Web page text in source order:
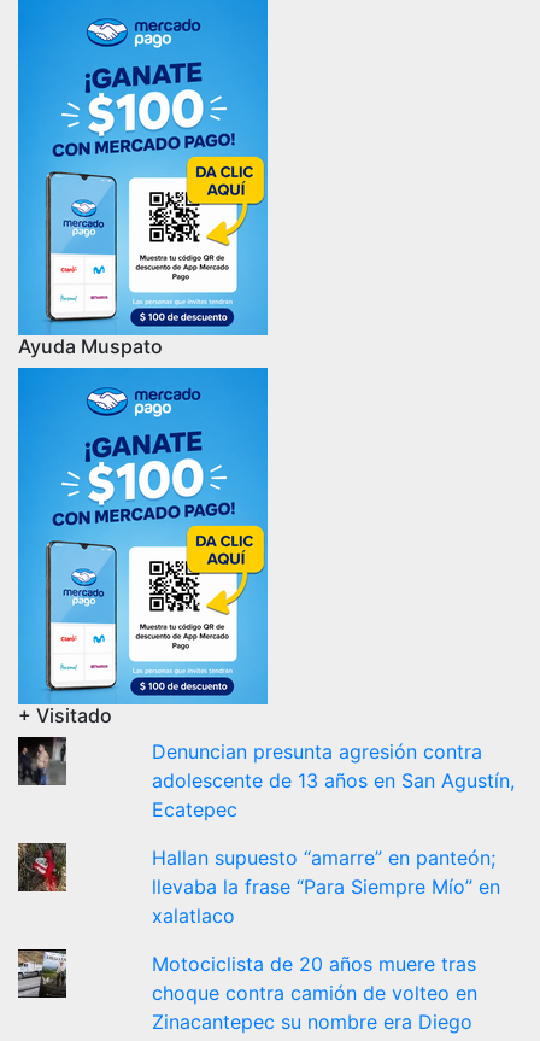
Ayuda Muspato
+ Visitado
Denuncian presunta agresión contra
adolescente de 13 años en San Agustín,
Ecatepec
Hallan supuesto “amarre” en panteón;
llevaba la frase “Para Siempre Mío” en
xalatlaco
Motociclista de 20 años muere tras
choque contra camión de volteo en
Zinacantepec su nombre era Diego